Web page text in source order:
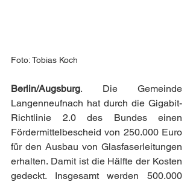
Foto: Tobias Koch
Berlin/Augsburg. Die Gemeinde
Langenneufnach hat durch die Gigabit-
Richtlinie 2.0 des Bundes einen
Fördermittelbescheid von 250.000 Euro
für den Ausbau von Glasfaserleitungen
erhalten. Damit ist die Hälfte der Kosten
gedeckt. Insgesamt werden 500.000